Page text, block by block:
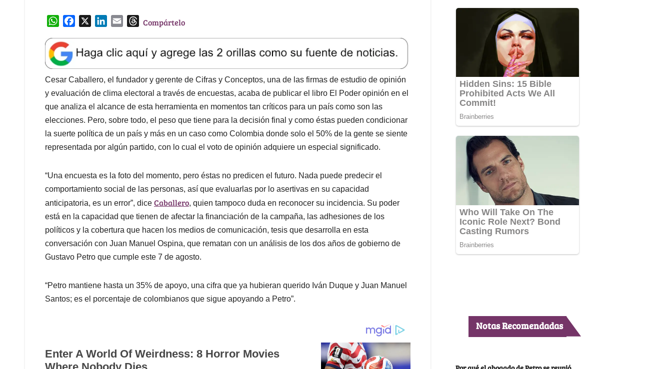
W
a
t
s
A
p
p
e
b
o
o
k
k
e
d
I
n
l
T
e
a
d
s
Compártelo
Cesar Caballero, el fundador y gerente de Cifras y Conceptos, una de las firmas de estudio de opinión
y evaluación de clima electoral a través de encuestas, acaba de publicar el libro El Poder opinión en el
que analiza el alcance de esta herramienta en momentos tan críticos para un país como son las
elecciones. Pero, sobre todo, el peso que tiene para la decisión final y como éstas pueden condicionar
la suerte política de un país y más en un caso como Colombia donde solo el 50% de la gente se siente
representada por algún partido, con lo cual el voto de opinión adquiere un especial significado.
“Una encuesta es la foto del momento, pero éstas no predicen el futuro. Nada puede predecir el
comportamiento social de las personas, así que evaluarlas por lo asertivas en su capacidad
anticipatoria, es un error”, dice Caballero, quien tampoco duda en reconocer su incidencia. Su poder
está en la capacidad que tienen de afectar la financiación de la campaña, las adhesiones de los
políticos y la cobertura que hacen los medios de comunicación, tesis que desarrolla en esta
conversación con Juan Manuel Ospina, que rematan con un análisis de los dos años de gobierno de
Gustavo Petro que cumple este 7 de agosto.
“Petro mantiene hasta un 35% de apoyo, una cifra que ya hubieran querido Iván Duque y Juan Manuel
Santos; es el porcentaje de colombianos que sigue apoyando a Petro”.
Notas Recomendadas